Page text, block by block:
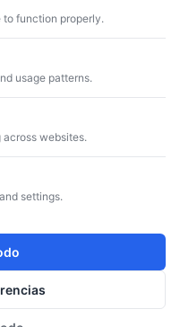
to function properly.
usage patterns.
websites.
settings.